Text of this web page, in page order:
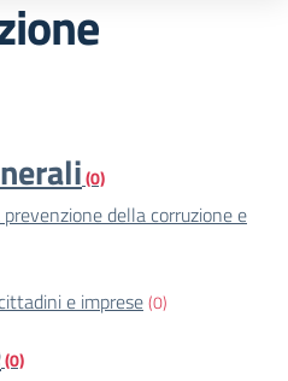
(0)
della corruzione e
e imprese(0)
(0)